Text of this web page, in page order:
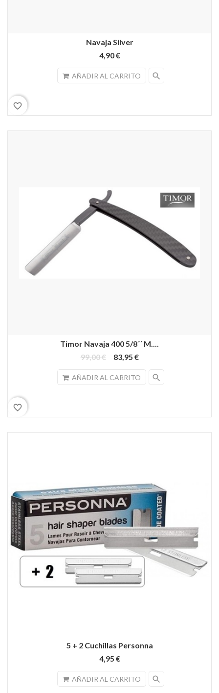
Navaja Silver
4,90 €
AÑADIR AL CARRITO search
favorite_border
Timor Navaja 400 5/8´´ M....
99,00 €
83,95 €
AÑADIR AL CARRITO search
favorite_border
5 + 2 Cuchillas Personna
4,95 €
AÑADIR AL CARRITO search